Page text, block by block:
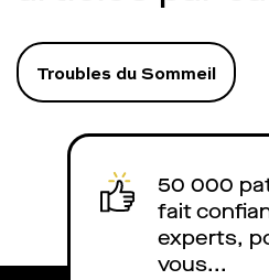
Troubles du Sommeil
50 000
fait
experts,
vous...